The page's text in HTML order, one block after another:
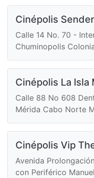
Cinépolis
Calle 14 No. 70 -
Chuminopolis
Cinépolis La Isla
Calle 88 No 608
Mérida Cabo Norte
Cinépolis Vip
Avenida
con Periférico